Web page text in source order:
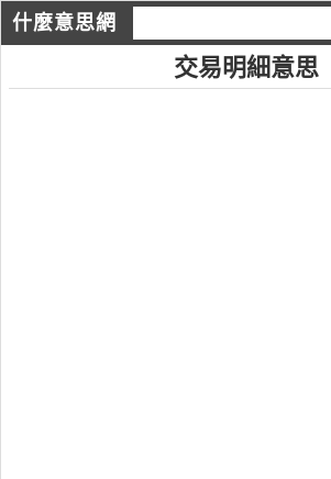
什麼意思網
交易明細意思